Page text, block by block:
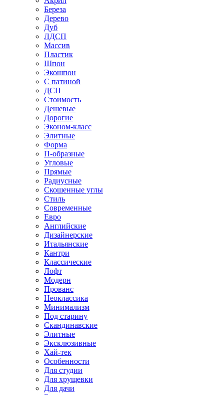
Береза
Дерево
Дуб
ЛДСП
Массив
Пластик
Шпон
Экошпон
С патиной
ДСП
Стоимость
Дешевые
Дорогие
Эконом-класс
Элитные
Форма
П-образные
Угловые
Прямые
Радиусные
Скошенные углы
Стиль
Современные
Евро
Английские
Дизайнерские
Итальянские
Кантри
Классические
Лофт
Модерн
Прованс
Неоклассика
Минимализм
Под старину
Скандинавские
Элитные
Эксклюзивные
Хай-тек
Особенности
Для студии
Для хрущевки
Для дачи